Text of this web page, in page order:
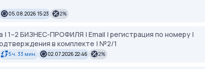
05.08.2026 15:23 2%
| 1–2 БИЗНЕС-ПРОФИЛЯ | Email | регистрация по номеру |
в комплекте | №2/1
5 ч. 33 мин. 02.07.2026 22:46 2%